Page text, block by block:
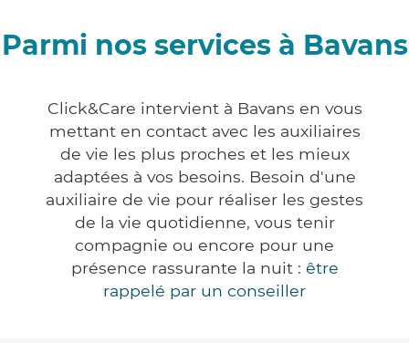
Parmi nos services à Bavans
Click&Care intervient à Bavans en vous
mettant en contact avec les auxiliaires
de vie les plus proches et les mieux
adaptées à vos besoins. Besoin d'une
auxiliaire de vie pour réaliser les gestes
de la vie quotidienne, vous tenir
compagnie ou encore pour une
présence rassurante la nuit : être
rappelé par un conseiller